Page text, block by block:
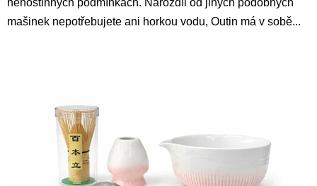
nehostinných podmínkách. Narozdíl od jiných podobných
mašinek nepotřebujete ani horkou vodu, Outin má v sobě...